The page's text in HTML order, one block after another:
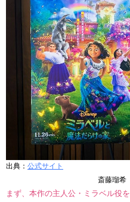
出典： 公式サイト
斎藤瑠希
まず、本作の主人公・ミラベル役